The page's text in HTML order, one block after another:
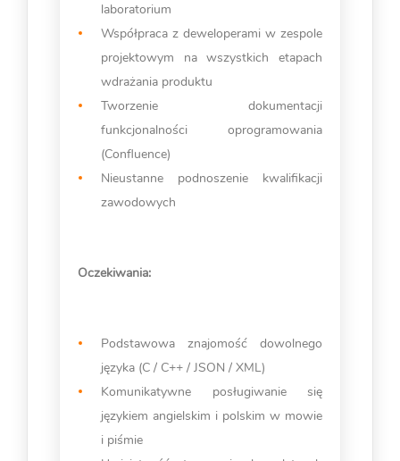
laboratorium
Współpraca z deweloperami w zespole
projektowym na wszystkich etapach
wdrażania produktu
Tworzenie dokumentacji
funkcjonalności oprogramowania
(Confluence)
Nieustanne podnoszenie kwalifikacji
zawodowych
Oczekiwania:
Podstawowa znajomość dowolnego
języka (C / C++ / JSON / XML)
Komunikatywne posługiwanie się
językiem angielskim i polskim w mowie
i piśmie